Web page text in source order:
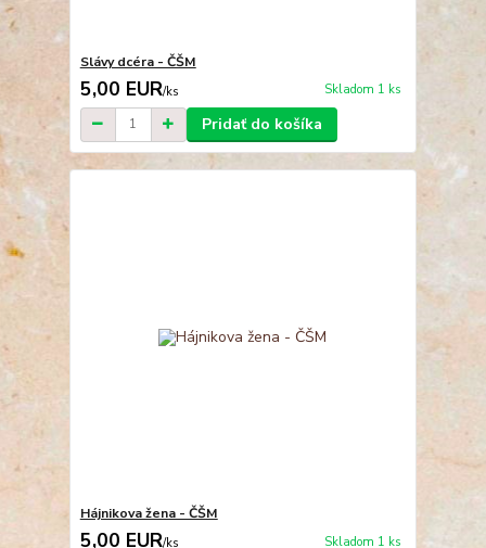
Slávy dcéra - ČŠM
5,00 EUR/ks Skladom 1 ks
Pridať do košíka
Hájnikova žena - ČŠM
5,00 EUR/ks Skladom 1 ks